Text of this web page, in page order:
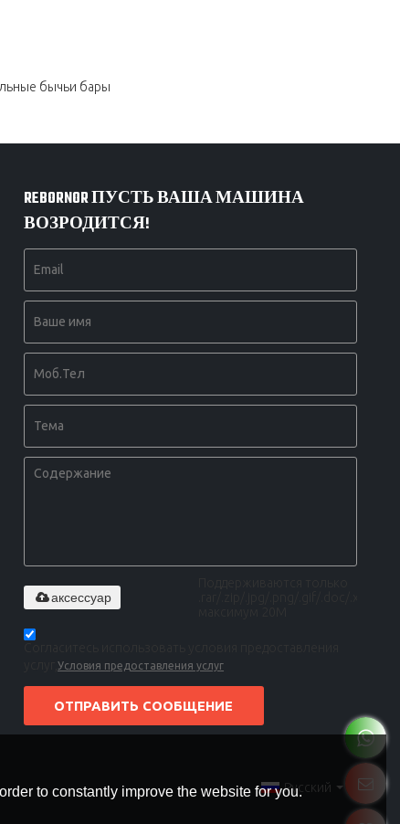
бычьи бары
REBORNOR ПУСТЬ ВАША МАШИНА
ВОЗРОДИТСЯ!
аксессуар
услуг,Условия предоставления услуг
ОТПРАВИТЬ СООБЩЕНИЕ
Русский
to constantly improve the website for you.